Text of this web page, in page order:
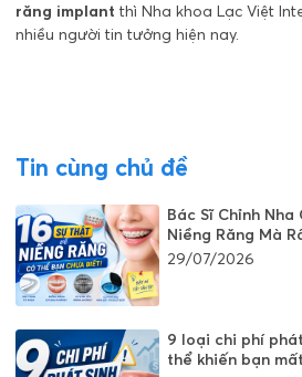
răng implant thì Nha khoa Lạc Việt
nhiều người tin tưởng hiện nay.
Tin cùng chủ đề
Bác Sĩ Chỉnh Nha
Niềng Răng Mà
Đang Hiểu Sai
29/07/2026
9 loại chi phí
thể khiến bạn